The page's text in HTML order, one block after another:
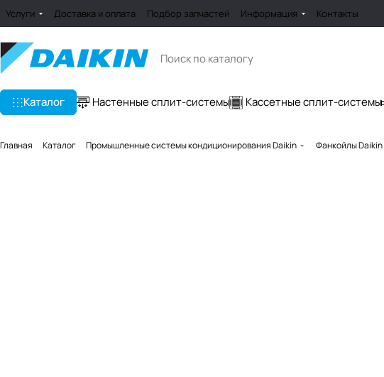
Услуги Доставка и оплата Подбор запчастей Информация Контакты
Каталог Настенные сплит-системы Кассетные сплит-системы
Главная Каталог Промышленные системы кондиционирования Daikin Фанкойлы Daikin